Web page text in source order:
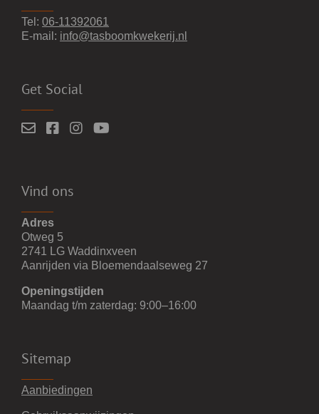
Tel: 06-11392061
E-mail: info@tasboomkwekerij.nl
Get Social
Vind ons
Adres
Otweg 5
2741 LG Waddinxveen
Aanrijden via Bloemendaalseweg 27
Openingstijden
Maandag t/m zaterdag: 9:00–16:00
Sitemap
Aanbiedingen